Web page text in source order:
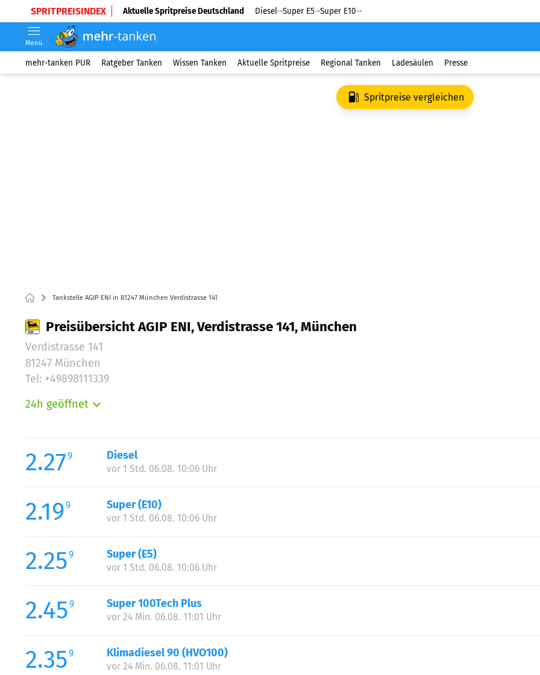
SPRITPREISINDEX Aktuelle Spritpreise Deutschland Diesel Super E5 Super E10
Menü
mehr-tanken PUR Ratgeber Tanken Wissen Tanken Aktuelle Spritpreise Regional Tanken Ladesäulen Presse
Spritpreise vergleichen
Tankstelle AGIP ENI in 81247 München Verdistrasse 141
Preisübersicht AGIP ENI, Verdistrasse 141, München
Verdistrasse 141
81247 München
Tel: +49898111339
24h geöffnet
Mittwoch:
Donnerstag:
Samstag:
Sonntag:
2.279 Diesel
vor 1 Std. 06.08. 10:06 Uhr
2.199 Super (E10)
vor 1 Std. 06.08. 10:06 Uhr
2.259 Super (E5)
vor 1 Std. 06.08. 10:06 Uhr
2.459 Super 100Tech Plus
vor 24 Min. 06.08. 11:01 Uhr
2.359 Klimadiesel 90 (HVO100)
vor 24 Min. 06.08. 11:01 Uhr